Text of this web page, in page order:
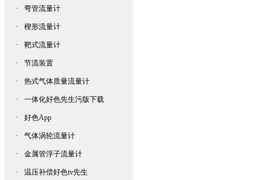
· 弯管流量计
· 楔形流量计
· 靶式流量计
· 节流装置
· 热式气体质量流量计
· 一体化好色先生污版下载
· 好色App
· 气体涡轮流量计
· 金属管浮子流量计
· 温压补偿好色tv先生